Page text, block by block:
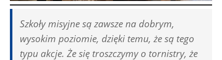
Szkoły misyjne są zawsze na dobrym,
wysokim poziomie, dzięki temu, że są tego
typu akcje. Że się troszczymy o tornistry, że